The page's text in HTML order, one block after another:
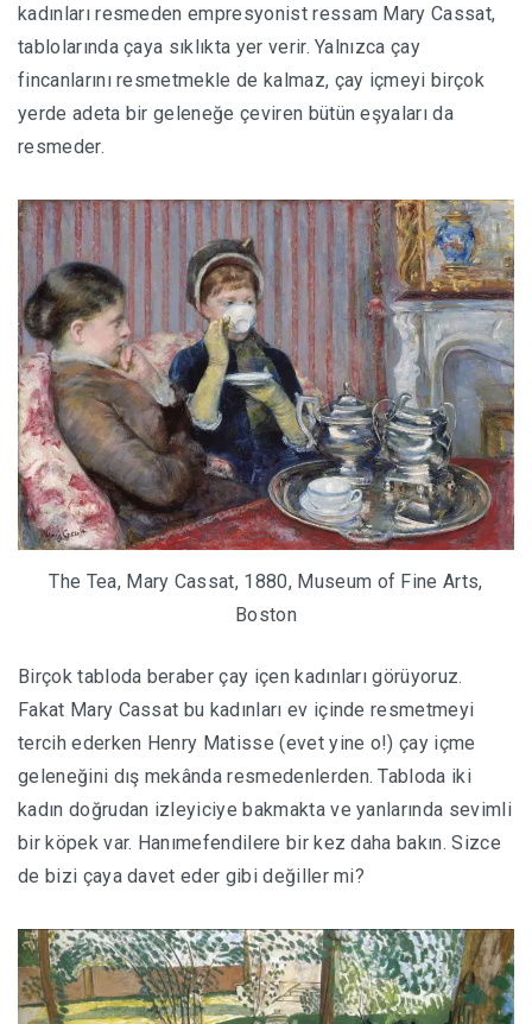
kadınları resmeden empresyonist ressam Mary Cassat,
tablolarında çaya sıklıkta yer verir. Yalnızca çay
fincanlarını resmetmekle de kalmaz, çay içmeyi birçok
yerde adeta bir geleneğe çeviren bütün eşyaları da
resmeder.
The Tea, Mary Cassat, 1880, Museum of Fine Arts,
Boston
Birçok tabloda beraber çay içen kadınları görüyoruz.
Fakat Mary Cassat bu kadınları ev içinde resmetmeyi
tercih ederken Henry Matisse (evet yine o!) çay içme
geleneğini dış mekânda resmedenlerden. Tabloda iki
kadın doğrudan izleyiciye bakmakta ve yanlarında sevimli
bir köpek var. Hanımefendilere bir kez daha bakın. Sizce
de bizi çaya davet eder gibi değiller mi?